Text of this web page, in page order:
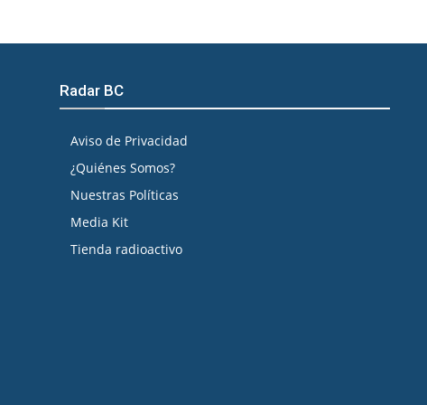
Radar BC
Aviso de Privacidad
¿Quiénes Somos?
Nuestras Políticas
Media Kit
Tienda radioactivo